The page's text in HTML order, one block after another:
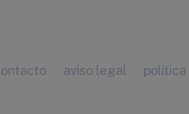
aviso legal política